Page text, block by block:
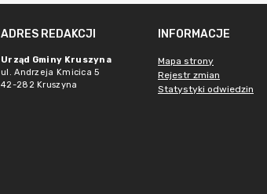
ADRES REDAKCJI
Urząd Gminy Kruszyna
ul. Andrzeja Kmicica 5
42-282 Kruszyna
INFORMACJE
Mapa strony
Rejestr zmian
Statystyki odwiedzin